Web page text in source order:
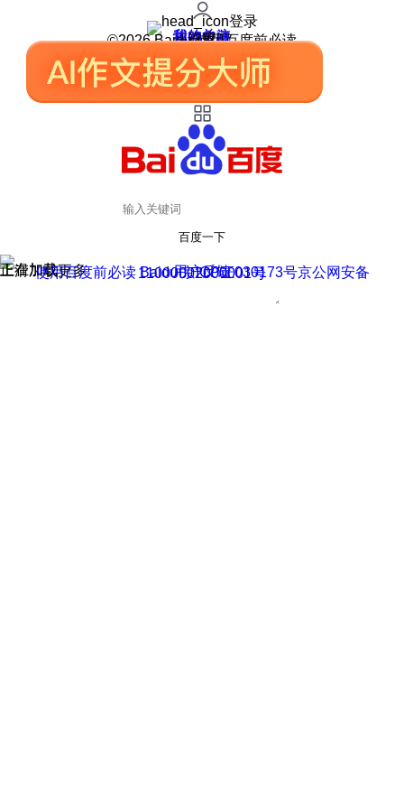
登录
我的关注
我的收藏
皮肤中心
用户反馈
设置
©2026 Baidu 使用百度前必读
百度一下
正在加载
上滑加载更多 用户反馈
使用百度前必读 Baidu 京ICP证030173号
京公网安备11000002000001号